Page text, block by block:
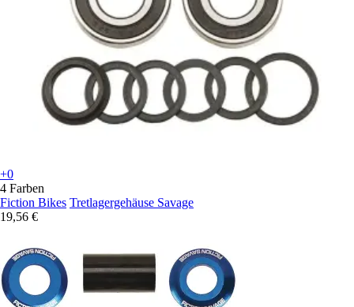
+0
4 Farben
Fiction Bikes Tretlagergehäuse Savage
19,56 €